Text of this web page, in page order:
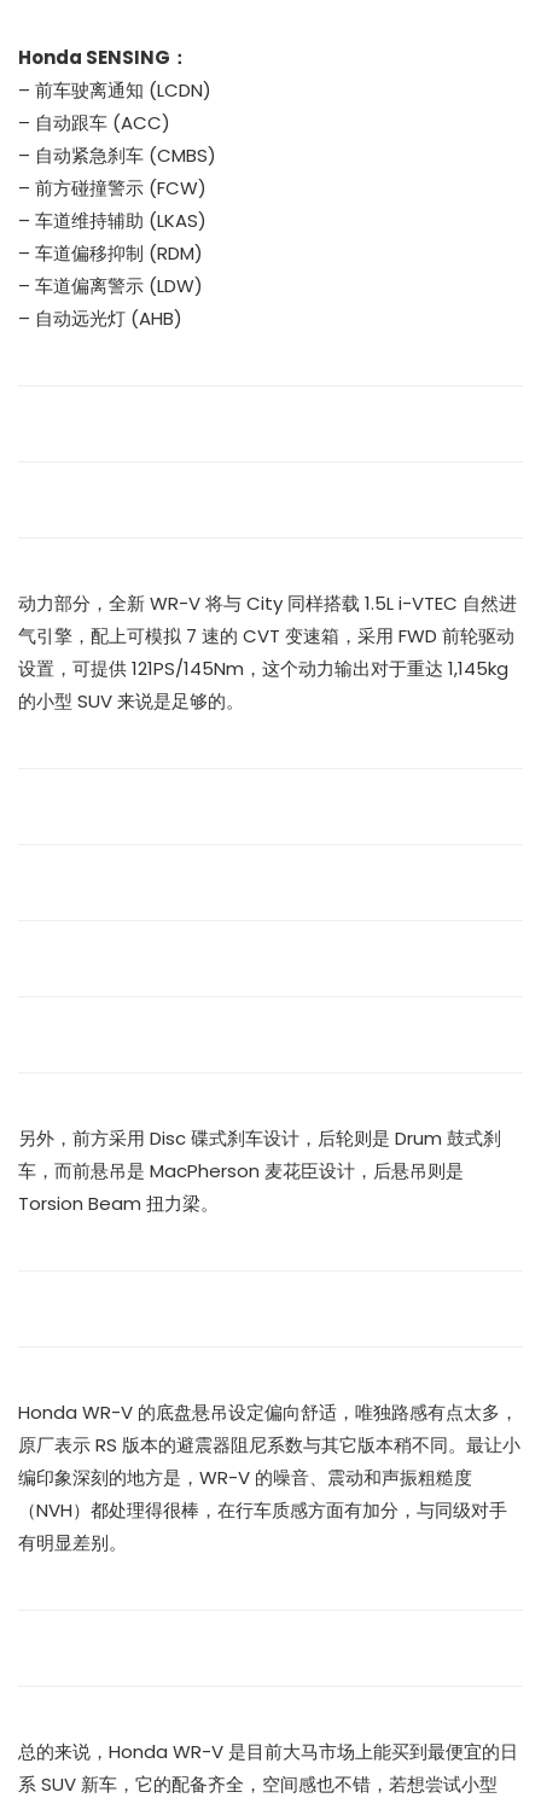
Honda SENSING：
– 前车驶离通知 (LCDN)
– 自动跟车 (ACC)
– 自动紧急刹车 (CMBS)
– 前方碰撞警示 (FCW)
– 车道维持辅助 (LKAS)
– 车道偏移抑制 (RDM)
– 车道偏离警示 (LDW)
– 自动远光灯 (AHB)
动力部分，全新 WR-V 将与 City 同样搭载 1.5L i-VTEC 自然进
气引擎，配上可模拟 7 速的 CVT 变速箱，采用 FWD 前轮驱动
设置，可提供 121PS/145Nm，这个动力输出对于重达 1,145kg
的小型 SUV 来说是足够的。
另外，前方采用 Disc 碟式刹车设计，后轮则是 Drum 鼓式刹
车，而前悬吊是 MacPherson 麦花臣设计，后悬吊则是
Torsion Beam 扭力梁。
Honda WR-V 的底盘悬吊设定偏向舒适，唯独路感有点太多，
原厂表示 RS 版本的避震器阻尼系数与其它版本稍不同。最让小
编印象深刻的地方是，WR-V 的噪音、震动和声振粗糙度
（NVH）都处理得很棒，在行车质感方面有加分，与同级对手
有明显差别。
总的来说，Honda WR-V 是目前大马市场上能买到最便宜的日
系 SUV 新车，它的配备齐全，空间感也不错，若想尝试小型